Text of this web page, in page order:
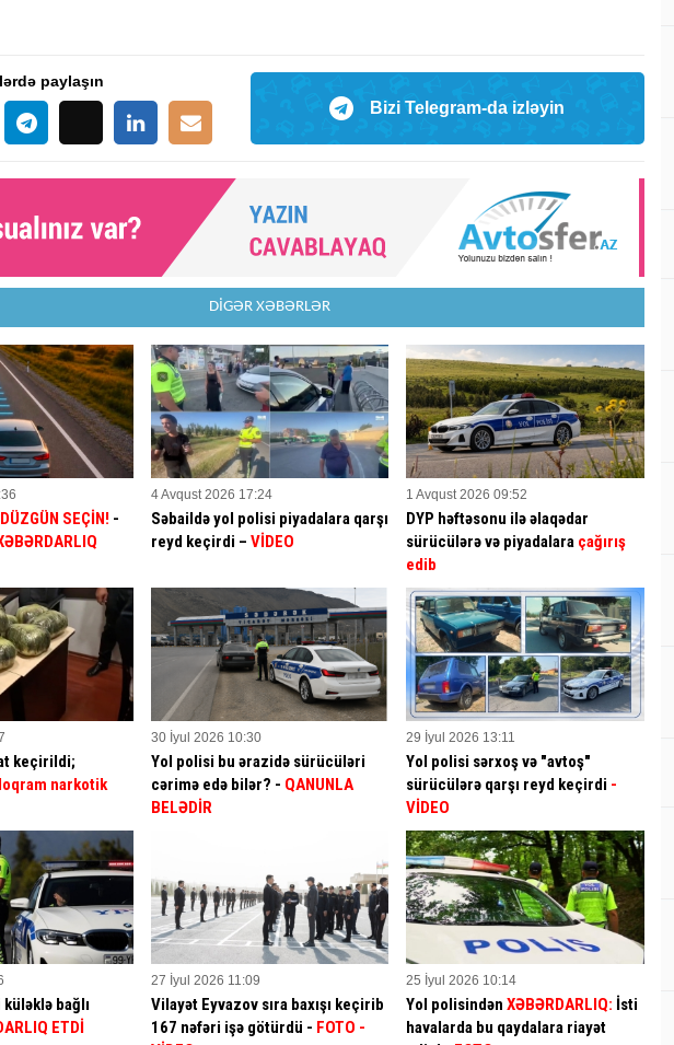
paylaşın
Bizi Telegram-da izləyin
DİGƏR XƏBƏRLƏR
DÜZGÜN SEÇİN! -
4 Avqust 2026 17:24
Səbaildə yol polisi piyadalara qarşı
reyd keçirdi – VİDEO
1 Avqust 2026 09:52
DYP həftəsonu ilə əlaqədar
sürücülərə və piyadalara çağırış
edib
keçirildi;
narkotik
30 İyul 2026 10:30
Yol polisi bu ərazidə sürücüləri
cərimə edə bilər? - QANUNLA
BELƏDİR
29 İyul 2026 13:11
Yol polisi sərxoş və "avtoş"
sürücülərə qarşı reyd keçirdi -
VİDEO
bağlı
ETDİ
27 İyul 2026 11:09
Vilayət Eyvazov sıra baxışı keçirib
167 nəfəri işə götürdü - FOTO -
25 İyul 2026 10:14
Yol polisindən XƏBƏRDARLIQ: İsti
havalarda bu qaydalara riayət